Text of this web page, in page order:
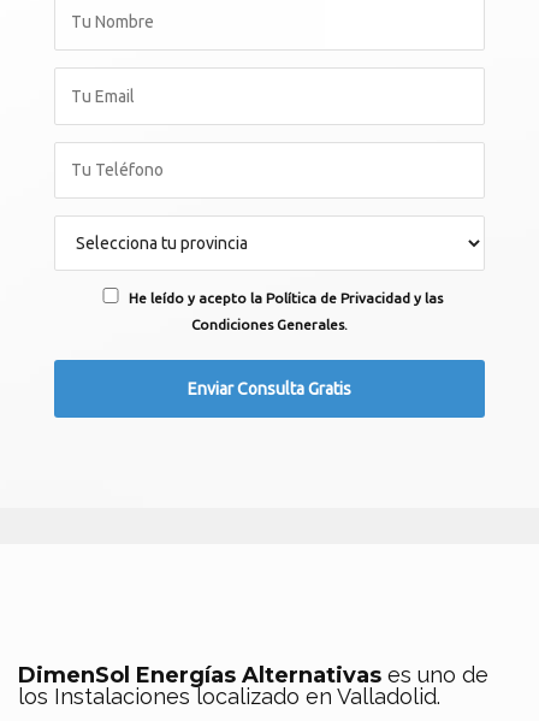
He leído y acepto la Política de Privacidad y las
Condiciones Generales.
DimenSol Energías Alternativas es uno de
los Instalaciones localizado en Valladolid.